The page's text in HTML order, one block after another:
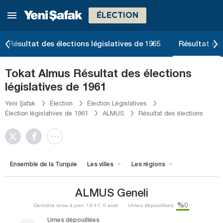
ÉLECTION
Résultat des élections législatives de 1965 Résultat
Tokat Almus Résultat des élections
législatives de 1961
Yeni Şafak Élection
Élection Législatives
Élection législatives de 1961
ALMUS Résultat des élections
Ensemble de la Turquie Les villes Les régions
ALMUS Geneli
Dernière mise à jour: 19:47, 8 août Urnes dépouillées: %0
Urnes dépouillées